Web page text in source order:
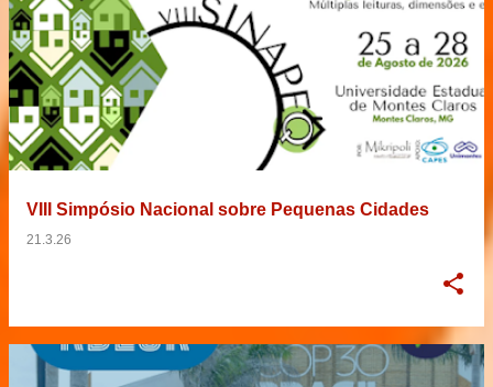
VIII Simpósio Nacional sobre Pequenas Cidades
21.3.26